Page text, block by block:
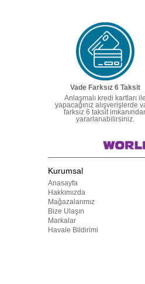
Vade Farksız 6 Taksit
Anlaşmalı kredi kartları ile
yapacağınız alışverişlerde
farksız 6 taksit
yararlanabilirsiniz.
Kurumsal
Anasayfa
Hakkımızda
Mağazalarımız
Bize Ulaşın
Markalar
Havale Bildirimi